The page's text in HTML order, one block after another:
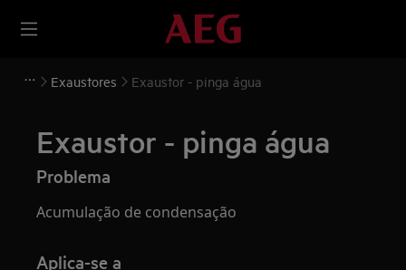
Exaustores Exaustor - pinga água
Exaustor - pinga água
Problema
Acumulação de condensação
Aplica-se a